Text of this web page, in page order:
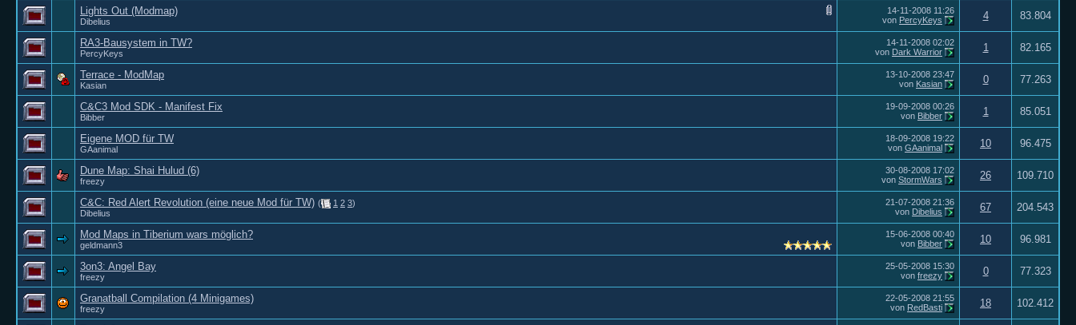
Lights Out (Modmap)
Dibelius
14-11-2008 11:26
von PercyKeys 4 83.804
RA3-Bausystem in TW?
PercyKeys
14-11-2008 02:02
von Dark Warrior 1 82.165
Terrace - ModMap
Kasian
13-10-2008 23:47
von Kasian 0 77.263
C&C3 Mod SDK - Manifest Fix
Bibber
19-09-2008 00:26
von Bibber 1 85.051
Eigene MOD für TW
GAanimal
18-09-2008 19:22
von GAanimal 10 96.475
Dune Map: Shai Hulud (6)
freezy
30-08-2008 17:02
von StormWars 26 109.710
C&C: Red Alert Revolution (eine neue Mod für TW) ( 1 2 3)
Dibelius
21-07-2008 21:36
von Dibelius 67 204.543
Mod Maps in Tiberium wars möglich?
geldmann3
15-06-2008 00:40
von Bibber 10 96.981
3on3: Angel Bay
freezy
25-05-2008 15:30
von freezy 0 77.323
Granatball Compilation (4 Minigames)
freezy
22-05-2008 21:55
von RedBasti 18 102.412